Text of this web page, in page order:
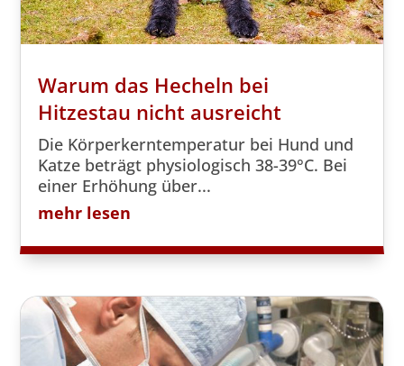
Warum das Hecheln bei
Hitzestau nicht ausreicht
Die Körperkerntemperatur bei Hund und
Katze beträgt physiologisch 38-39°C. Bei
einer Erhöhung über...
mehr lesen